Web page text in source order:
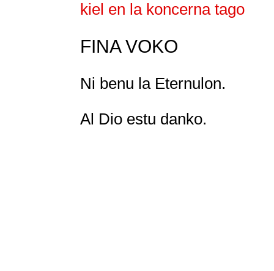
kiel en la koncerna tago
FINA VOKO
Ni benu la Eternulon.
Al Dio estu danko.